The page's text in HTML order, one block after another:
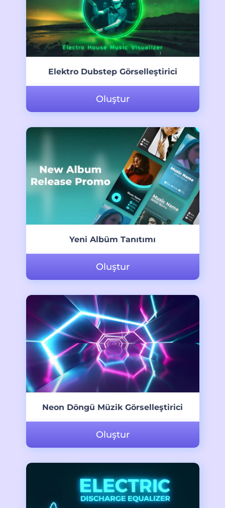
Elektro Dubstep Görselleştirici
Oluştur
Yeni Albüm Tanıtımı
Oluştur
Neon Döngü Müzik Görselleştirici
Oluştur